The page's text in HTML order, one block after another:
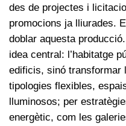
des de projectes i
promocions ja lliurades.
doblar aquesta
idea central: l’habitatge
edificis, sinó transformar
tipologies flexibles,
lluminosos; per
energètic, com les